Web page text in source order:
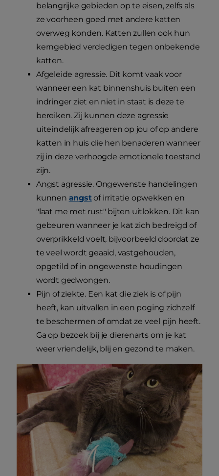
belangrijke gebieden op te eisen, zelfs als
ze voorheen goed met andere katten
overweg konden. Katten zullen ook hun
kerngebied verdedigen tegen onbekende
katten.
Afgeleide agressie. Dit komt vaak voor
wanneer een kat binnenshuis buiten een
indringer ziet en niet in staat is deze te
bereiken. Zij kunnen deze agressie
uiteindelijk afreageren op jou of op andere
katten in huis die hen benaderen wanneer
zij in deze verhoogde emotionele toestand
zijn.
Angst agressie. Ongewenste handelingen
kunnen angstof irritatie opwekken en
"laat me met rust" bijten uitlokken. Dit kan
gebeuren wanneer je kat zich bedreigd of
overprikkeld voelt, bijvoorbeeld doordat ze
te veel wordt geaaid, vastgehouden,
opgetild of in ongewenste houdingen
wordt gedwongen.
Pijn of ziekte. Een kat die ziek is of pijn
heeft, kan uitvallen in een poging zichzelf
te beschermen of omdat ze veel pijn heeft.
Ga op bezoek bij je dierenarts om je kat
weer vriendelijk, blij en gezond te maken.